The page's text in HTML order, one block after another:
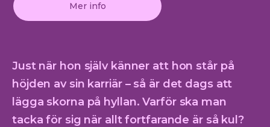
Mer info
Just när hon själv känner att hon står på
höjden av sin karriär – så är det dags att
lägga skorna på hyllan. Varför ska man
tacka för sig när allt fortfarande är så kul?